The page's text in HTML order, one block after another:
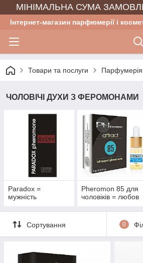
МІНІМАЛЬНА СУМА
Інтернет-магазин парфюмерії і
Товари та послуги
ЧОЛОВІЧІ ДУХИ З ФЕРОМОНАМИ
Paradox =
мужність
Pheromon 85 для
чоловіків = любов
Сортування 0